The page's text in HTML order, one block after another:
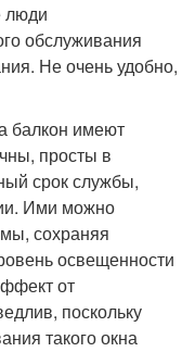
люди
обслуживания
Не очень удобно,
балкон имеют
просты в
срок службы,
Ими можно
сохраняя
освещенности
от
поскольку
такого окна